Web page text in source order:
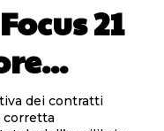
21
dei contratti
corretta